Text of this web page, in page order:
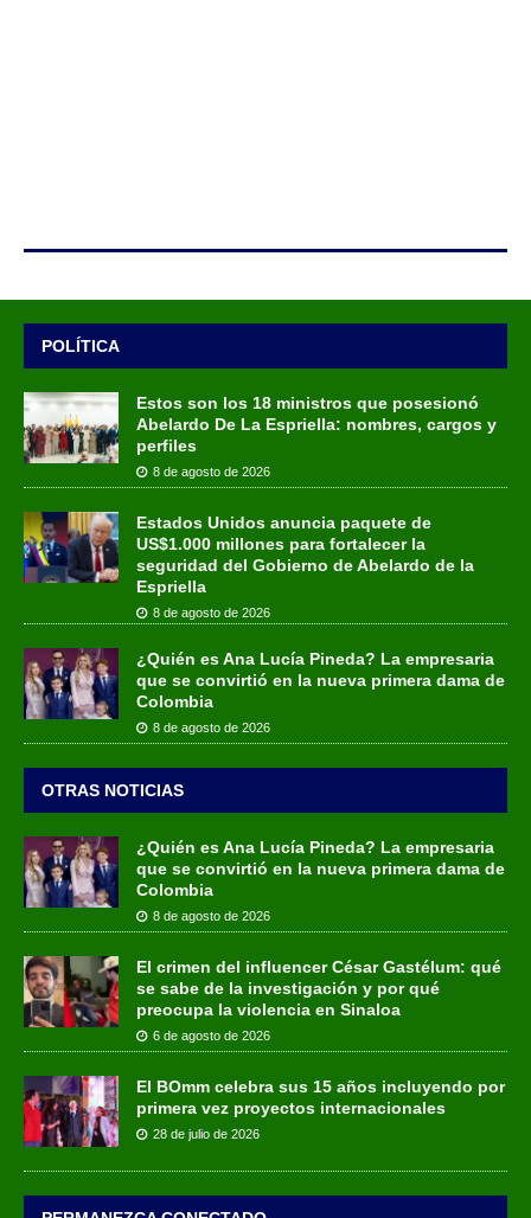
POLÍTICA
Estos son los 18 ministros que posesionó
Abelardo De La Espriella: nombres, cargos y
perfiles
8 de agosto de 2026
Estados Unidos anuncia paquete de
US$1.000 millones para fortalecer la
seguridad del Gobierno de Abelardo de la
Espriella
8 de agosto de 2026
¿Quién es Ana Lucía Pineda? La empresaria
que se convirtió en la nueva primera dama de
Colombia
8 de agosto de 2026
OTRAS NOTICIAS
¿Quién es Ana Lucía Pineda? La empresaria
que se convirtió en la nueva primera dama de
Colombia
8 de agosto de 2026
El crimen del influencer César Gastélum: qué
se sabe de la investigación y por qué
preocupa la violencia en Sinaloa
6 de agosto de 2026
El BOmm celebra sus 15 años incluyendo por
primera vez proyectos internacionales
28 de julio de 2026